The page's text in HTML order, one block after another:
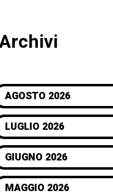
AGOSTO 2026
LUGLIO 2026
GIUGNO 2026
MAGGIO 2026